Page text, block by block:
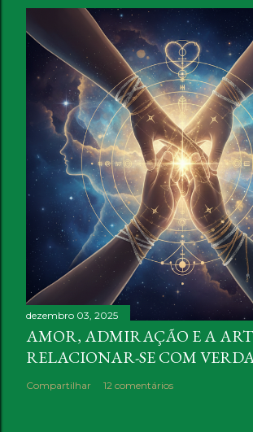
dezembro 03, 2025
AMOR, ADMIRAÇÃO E A
RELACIONAR-SE COM
Compartilhar 12 comentários